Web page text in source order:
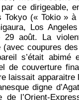
ce dirigeable,
Tokyo (« Tokio »
Los
29 août. La
(avec coupures
s’était
de couverture
laissait
digne
de l’Orient-